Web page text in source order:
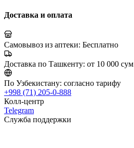
Доставка и оплата
Самовывоз из аптеки: Бесплатно
Доставка по Ташкенту: от 10 000 сум
По Узбекистану: согласно тарифу
+998 (71) 205-0-888
Колл-центр
Telegram
Служба поддержки